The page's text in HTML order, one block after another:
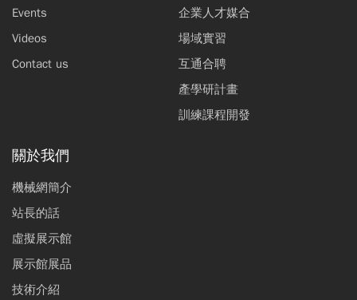
Events
Videos
Contact us
企業人才媒合
場域實習
互通合聘
產學研計畫
訓練課程開發
關於我們
機械網簡介
站長的話
虛擬展示館
展示館展品
技術介紹